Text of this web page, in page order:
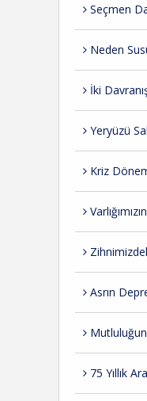
Seçmen
Neden
İki
Yeryüzü
Kriz
Asrın
75 Yıllık